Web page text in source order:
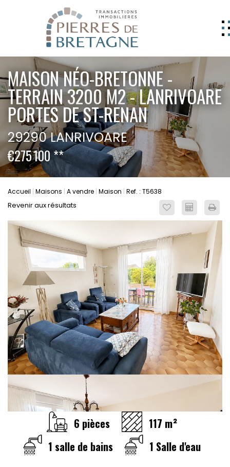
NOS BIENS
GERER
NOS AGENCES
ESTIMATION
CONTACT
ESPACE CLIENT
MAISON NÉO-BRETONNE -
TERRAIN 3200 M2 - LANRIVOARE
PORTES DE ST-RENAN
29290 LANRIVOARE
€275 100**
Accueil Maisons A vendre Maison Ref. : T5638
Revenir aux résultats
6 pièces
117 m²
1 salle de bains
1 Salle d'eau